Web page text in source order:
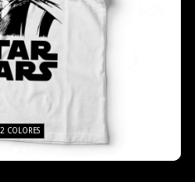
2 COLORES